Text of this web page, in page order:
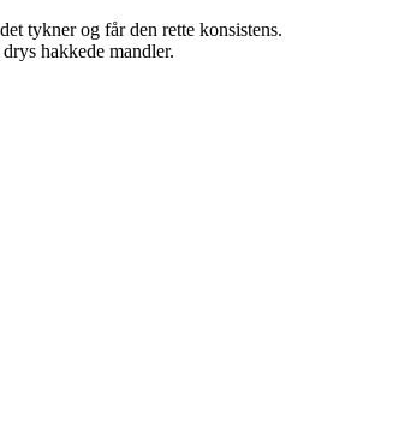
tykner og får den rette konsistens.
hakkede mandler.